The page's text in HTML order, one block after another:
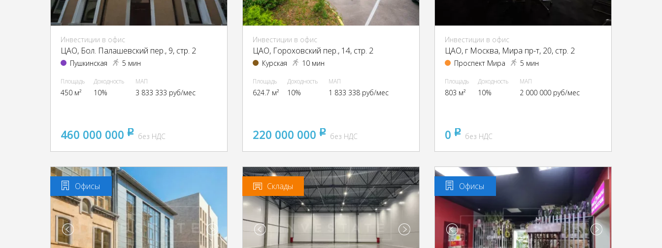
Инвестиции в офис
ЦАО, Бол. Палашевский пер., 9, стр. 2
Пушкинская 5 мин
Площадь
450 м²
Доходность
10%
МАП
3 833 333 руб/мес
460 000 000 pуббез НДС
Инвестиции в офис
ЦАО, Гороховский пер., 14, стр. 2
Курская 10 мин
Площадь
624.7 м²
Доходность
10%
МАП
1 833 338 руб/мес
220 000 000 pуббез НДС
Инвестиции в офис
ЦАО, г Москва, Мира пр-т, 20, стр. 2
Проспект Мира 5 мин
Площадь
803 м²
Доходность
10%
МАП
2 000 000 руб/мес
0 pуббез НДС
Офисы Склады Офисы